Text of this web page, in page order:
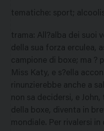
tematiche: sport;
trama: All?alba dei suoi
della sua forza erculea,
campione di boxe; ma ?
Miss Katy, e s?ella
rinunzierebbe anche a
non sa decidersi, e
della boxe, diventa in
mondiale. Per rivalersi